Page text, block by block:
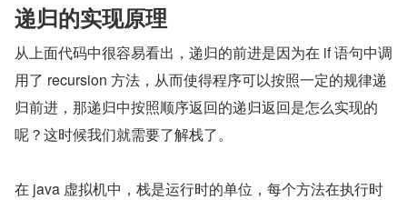
递归的实现原理
从上面代码中很容易看出，递归的前进是因为在 if 语句中调
用了 recursion 方法，从而使得程序可以按照一定的规律递
归前进，那递归中按照顺序返回的递归返回是怎么实现的
呢？这时候我们就需要了解栈了。
在 java 虚拟机中，栈是运行时的单位，每个方法在执行时